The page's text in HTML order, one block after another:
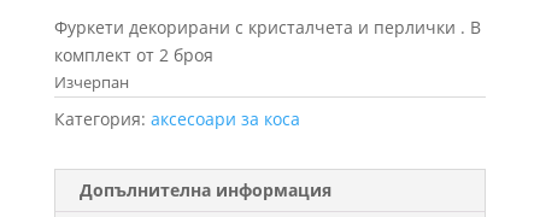
Фуркети декорирани с кристалчета и перлички . В
комплект от 2 броя
Изчерпан
Категория: аксесоари за коса
Допълнителна информация